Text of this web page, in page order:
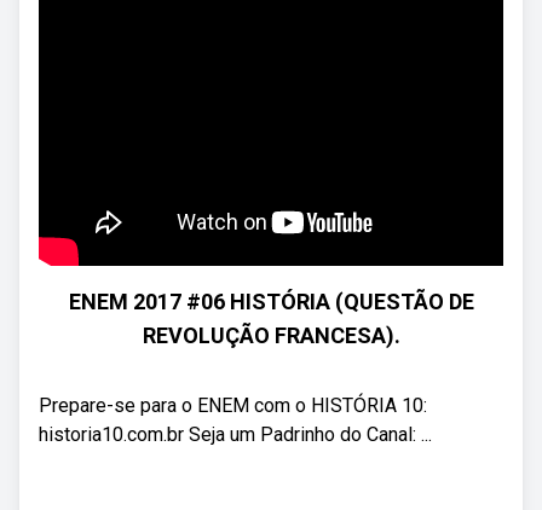
ENEM 2017 #06 HISTÓRIA (QUESTÃO DE
REVOLUÇÃO FRANCESA).
Prepare-se para o ENEM com o HISTÓRIA 10:
historia10.com.br Seja um Padrinho do Canal: ...